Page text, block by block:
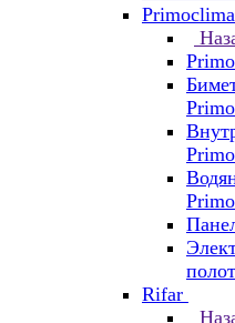
Primoclima
Rifar